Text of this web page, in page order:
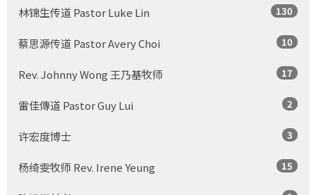
林锦生传道 Pastor Luke Lin 130
蔡思源传道 Pastor Avery Choi 10
Rev. Johnny Wong 王乃基牧师 17
雷佳傳道 Pastor Guy Lui 2
许宏度博士 3
杨绮雯牧师 Rev. Irene Yeung 15